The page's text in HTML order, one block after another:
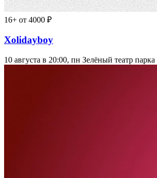
16+ от 4000 ₽
Xolidayboy
10 августа в 20:00, пн Зелёный театр парка